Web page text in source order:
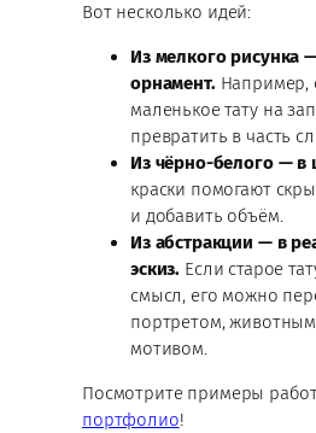
Вот несколько идей:
Из мелкого рисунка
орнамент.Например,
маленькое тату на
превратить в часть
Из чёрно-белого — в
краски помогают
и добавить объём.
Из абстракции — в
эскиз. Если старое
смысл, его можно
портретом,
мотивом.
Посмотрите примеры
портфолио!